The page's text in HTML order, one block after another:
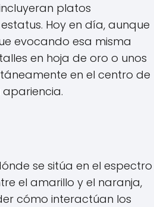
platos
Hoy en día, aunque
evocando esa misma
en hoja de oro o unos
en el centro de
se sitúa en el espectro
el amarillo y el naranja,
cómo interactúan los